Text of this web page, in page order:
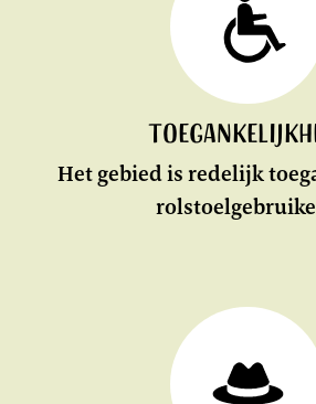
Het gebied is redelijk